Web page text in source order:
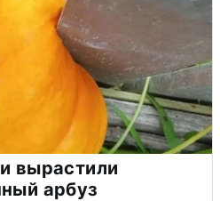
вырастили
арбуз